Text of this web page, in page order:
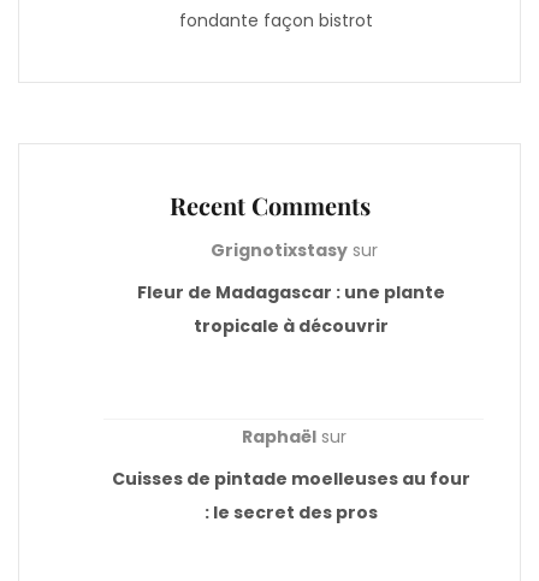
fondante façon bistrot
Recent Comments
Grignotixstasysur
Fleur de Madagascar : une plante
tropicale à découvrir
Raphaëlsur
Cuisses de pintade moelleuses au four
: le secret des pros